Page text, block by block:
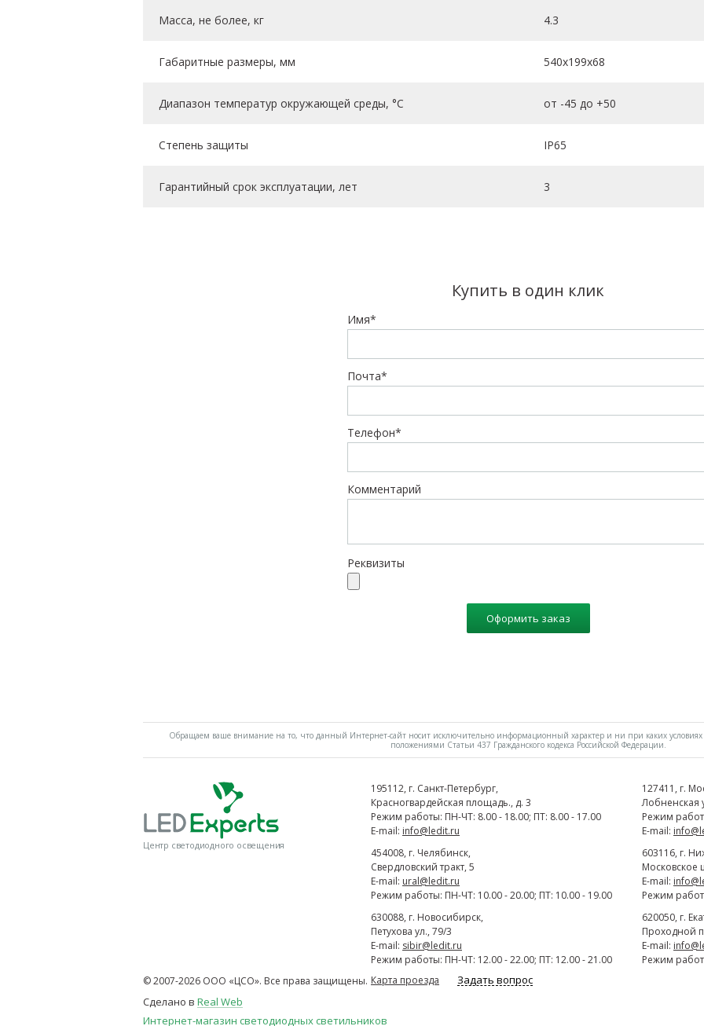
Масса, не более, кг 4.3
Габаритные размеры, мм 540х199х68
Диапазон температур окружающей среды, °C от -45 до +50
Степень защиты IP65
Гарантийный срок эксплуатации, лет 3
Купить в один клик
Имя*
Почта*
Телефон*
Комментарий
Реквизиты
Оформить заказ
Обращаем ваше внимание на то, что данный Интернет-сайт носит исключительно информационный характер и ни при каких условиях
положениями Статьи 437 Гражданского кодекса Российской Федерации.
Центр светодиодного освещения
195112, г. Cанкт-Петербург,
Красногвардейская площадь., д. 3
Режим работы: ПН-ЧТ: 8.00 - 18.00; ПТ: 8.00 - 17.00
E-mail: info@ledit.ru
127411 , г.
Лобненская
Режим
E-mail:
454008, г. Челябинск,
Свердловский тракт, 5
E-mail: ural@ledit.ru
Режим работы: ПН-ЧТ: 10.00 - 20.00; ПТ: 10.00 - 19.00
603116, г.
Московское
E-mail:
Режим
630088, г. Новосибирск,
Петухова ул., 79/3
E-mail: sibir@ledit.ru
Режим работы: ПН-ЧТ: 12.00 - 22.00; ПТ: 12.00 - 21.00
620050, г.
Проходной
E-mail:
Режим
Карта проезда
Задать вопрос
© 2007-2026 ООО «ЦСО». Все права защищены.
Сделано в Real Web
Интернет-магазин светодиодных светильников